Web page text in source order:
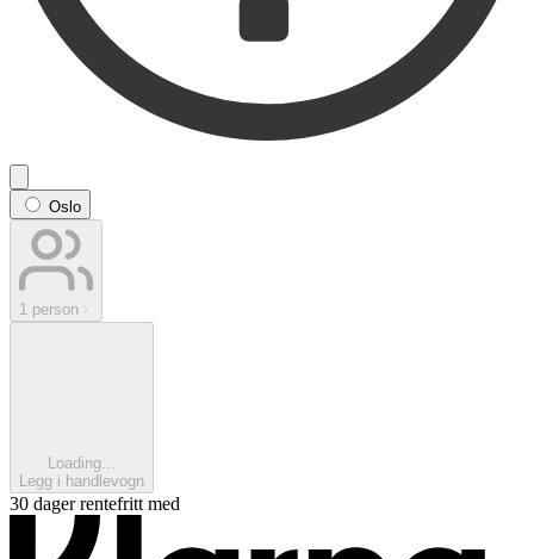
Oslo
1 person
Loading...
Legg i handlevogn
30 dager rentefritt med